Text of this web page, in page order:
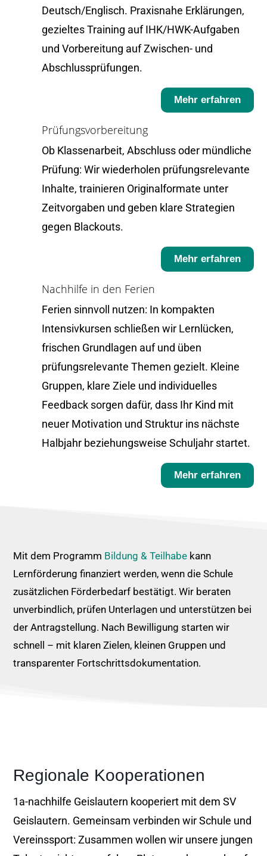
Deutsch/Englisch. Praxisnahe Erklärungen,
gezieltes Training auf IHK/HWK-Aufgaben
und Vorbereitung auf Zwischen- und
Abschlussprüfungen.
Mehr erfahren
Prüfungsvorbereitung
Ob Klassenarbeit, Abschluss oder mündliche
Prüfung: Wir wiederholen prüfungsrelevante
Inhalte, trainieren Originalformate unter
Zeitvorgaben und geben klare Strategien
gegen Blackouts.
Mehr erfahren
Nachhilfe in den Ferien
Ferien sinnvoll nutzen: In kompakten
Intensivkursen schließen wir Lernlücken,
frischen Grundlagen auf und üben
prüfungsrelevante Themen gezielt. Kleine
Gruppen, klare Ziele und individuelles
Feedback sorgen dafür, dass Ihr Kind mit
neuer Motivation und Struktur ins nächste
Halbjahr beziehungsweise Schuljahr startet.
Mehr erfahren
Mit dem Programm Bildung & Teilhabe kann
Lernförderung finanziert werden, wenn die Schule
zusätzlichen Förderbedarf bestätigt. Wir beraten
unverbindlich, prüfen Unterlagen und unterstützen bei
der Antragstellung. Nach Bewilligung starten wir
schnell – mit klaren Zielen, kleinen Gruppen und
transparenter Fortschrittsdokumentation.
Regionale Kooperationen
1a-nachhilfe Geislautern kooperiert mit dem SV
Geislautern. Gemeinsam verbinden wir Schule und
Vereinssport: Zusammen wollen wir unsere jungen